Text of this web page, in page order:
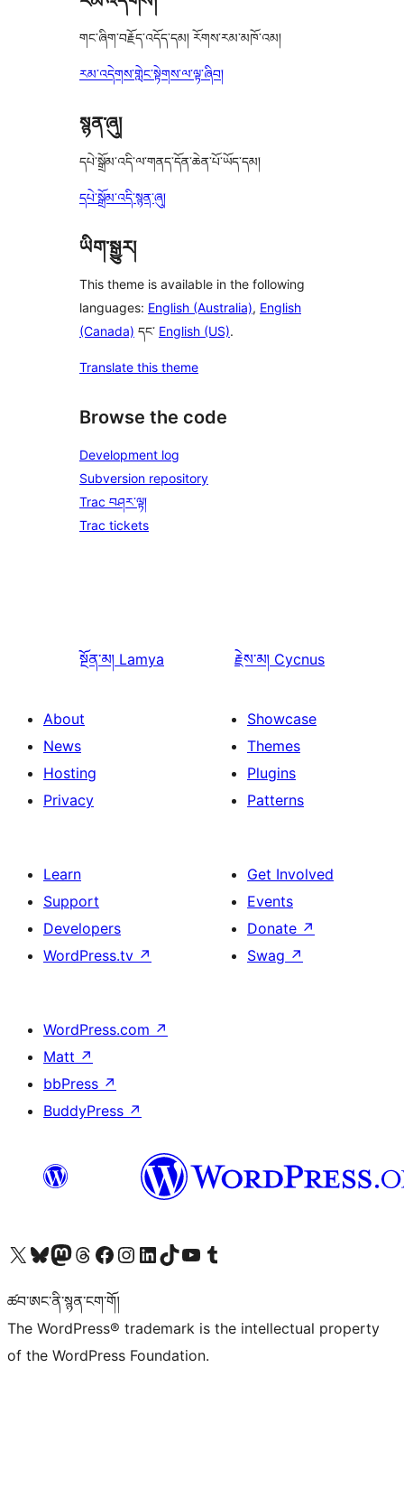
གང་ཞིག་བརྗོད་འདོད་དམ། རོགས་རམ་མཁོ་འམ།
རམ་འདེགས་གླེང་སྟེགས་ལ་ལྟ་ཞིབ།
སྙན་ཞུ།
དཔེ་སྒྲོམ་འདི་ལ་གནད་དོན་ཆེན་པོ་ཡོད་དམ།
དཔེ་སྒྲོམ་འདི་སྙན་ཞུ།
ཡིག་སྒྱུར།
This theme is available in the following
languages: English (Australia), English
(Canada) དང་ English (US).
Translate this theme
Browse the code
Development log
Subversion repository
Trac བཤར་ལྟ།
Trac tickets
སྔོན་མ། Lamya རྗེས་མ། Cycnus
About
News
Hosting
Privacy
Showcase
Themes
Plugins
Patterns
Learn
Support
Developers
WordPress.tv ↗
Get Involved
Events
Donate ↗
Swag ↗
WordPress.com ↗
Matt ↗
bbPress ↗
BuddyPress ↗
Visit our X (formerly Twitter) account
Visit our Bluesky account
Visit our Mastodon account
Visit our Threads account
Visit our Facebook page
Visit our Instagram account
Visit our LinkedIn account
Visit our TikTok account
Visit our YouTube channel
Visit our Tumblr account
ཚབ་ཨང་ནི་སྙན་ངག་གོ།
The WordPress® trademark is the intellectual property
of the WordPress Foundation.